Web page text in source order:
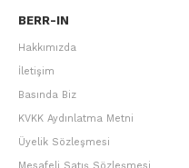
BERR-IN
Hakkımızda
İletişim
Basında Biz
KVKK Aydınlatma Metni
Üyelik Sözleşmesi